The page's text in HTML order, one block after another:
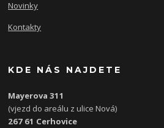
Novinky
Kontakty
KDE NÁS NAJDETE
Mayerova 311
(vjezd do areálu z ulice Nová)
267 61 Cerhovice